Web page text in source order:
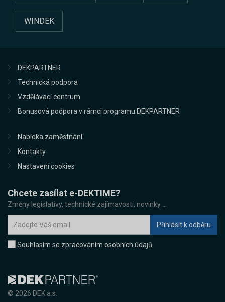
WINDEK
© 2026 DEK a.s.
DEKPARTNER
Technická podpora
Vzdělávací centrum
Bonusová podpora v rámci programu DEKPARTNER
Nabídka zaměstnání
Kontakty
Nastavení cookies
Chcete zasílat e-DEKTIME?
Změny legislativy, technické zajímavosti, novinky ...
Souhlasím se zpracováním osobních údajů